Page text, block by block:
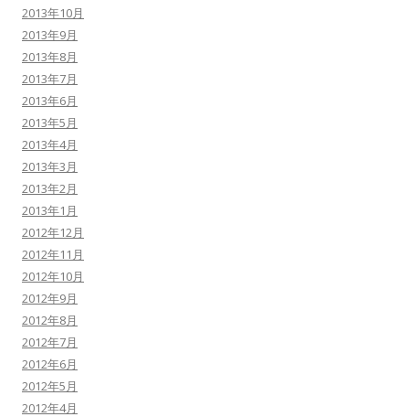
2013年10月
2013年9月
2013年8月
2013年7月
2013年6月
2013年5月
2013年4月
2013年3月
2013年2月
2013年1月
2012年12月
2012年11月
2012年10月
2012年9月
2012年8月
2012年7月
2012年6月
2012年5月
2012年4月